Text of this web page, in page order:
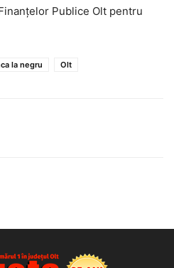
Publice Olt pentru
la negru Olt